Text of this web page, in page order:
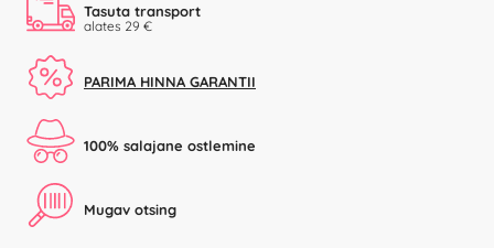
Tasuta transport
alates 29 €
PARIMA HINNA GARANTII
100% salajane ostlemine
Mugav otsing